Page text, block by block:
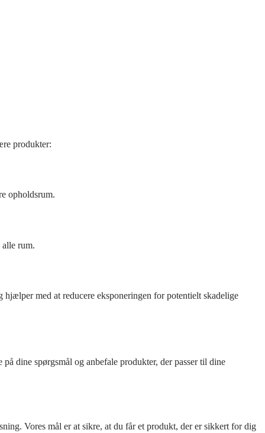
produkter:
opholdsrum.
rum.
med at reducere eksponeringen for potentielt skadelige
dine spørgsmål og anbefale produkter, der passer til dine
Vores mål er at sikre, at du får et produkt, der er sikkert for dig